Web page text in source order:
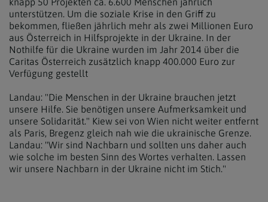
unterstützen. Um die soziale Krise in den Griff zu
bekommen, fließen jährlich mehr als zwei Millionen Euro
aus Österreich in Hilfsprojekte in der Ukraine. In der
Nothilfe für die Ukraine wurden im Jahr 2014 über die
Caritas Österreich zusätzlich knapp 400.000 Euro zur
Verfügung gestellt
Landau: "Die Menschen in der Ukraine brauchen jetzt
unsere Hilfe. Sie benötigen unsere Aufmerksamkeit und
unsere Solidarität." Kiew sei von Wien nicht weiter entfernt
als Paris, Bregenz gleich nah wie die ukrainische Grenze.
Landau: "Wir sind Nachbarn und sollten uns daher auch
wie solche im besten Sinn des Wortes verhalten. Lassen
wir unsere Nachbarn in der Ukraine nicht im Stich."